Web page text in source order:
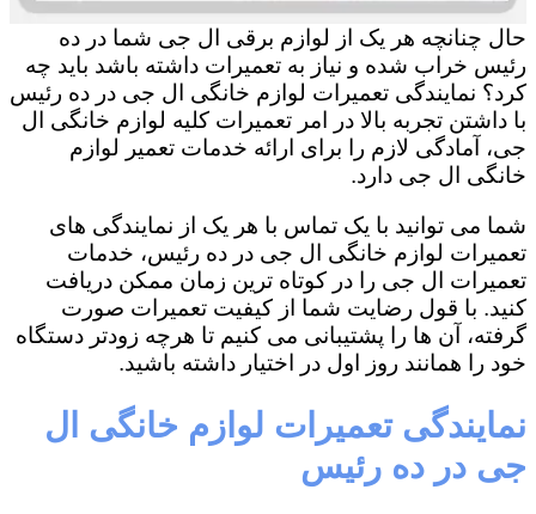
حال چنانچه هر یک از لوازم برقی ال جی شما در ده
رئیس خراب شده و نیاز به تعمیرات داشته باشد باید چه
کرد؟ نمایندگی تعمیرات لوازم خانگی ال جی در ده رئیس
با داشتن تجربه بالا در امر تعمیرات کلیه لوازم خانگی ال
جی، آمادگی لازم را برای ارائه خدمات تعمیر لوازم
خانگی ال جی دارد.
شما می توانید با یک تماس با هر یک از نمایندگی های
تعمیرات لوازم خانگی ال جی در ده رئیس، خدمات
تعمیرات ال جی را در کوتاه ترین زمان ممکن دریافت
کنید. با قول رضایت شما از کیفیت تعمیرات صورت
گرفته، آن ها را پشتیبانی می کنیم تا هرچه زودتر دستگاه
خود را همانند روز اول در اختیار داشته باشید.
نمایندگی تعمیرات لوازم خانگی ال
جی در ده رئیس